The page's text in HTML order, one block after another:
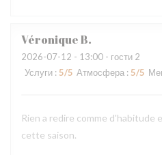
VéroniqueB
2026-07-12 - 13:00 - гости 2
Услуги : 5/5 Атмосфера : 5/5
Rien a redire comme d'habitude
cette saison.